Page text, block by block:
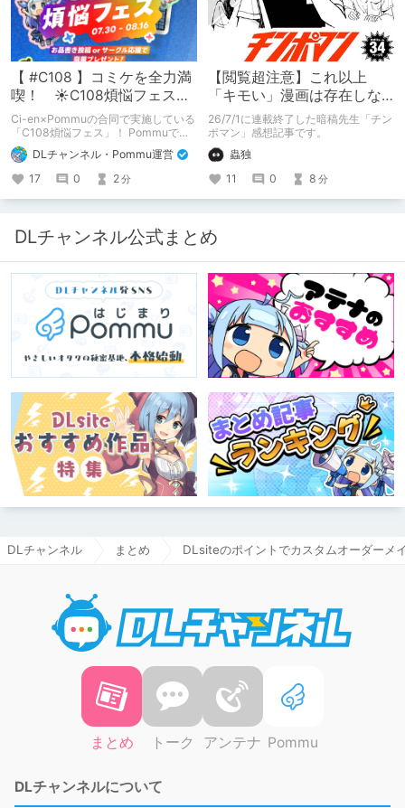
【 #C108 】コミケを全力満
喫！ ☀C108煩悩フェス☀
Pommu版のご案内
Ci-en×Pommuの合同で実施している
「C108煩悩フェス」！ Pommuでの
参加方法について、改めてこちらでも
ご案内いたします！
DLチャンネル・Pommu運営
17
0 2分
【閲覧超注意】これ以上
「キモい」漫画は存在しな
い？チンポマンとかいう
「魂の殺人」の完成形
26/7/1に連載終了した暗稿先生「チン
ポマン」感想記事です。
蟲独
11
0 8 分
DLチャンネル公式まとめ
DLチャンネル まとめ DLsiteのポイントでカスタムオーダーメ
まとめ トーク アンテナ Pommu
DLチャンネルについて